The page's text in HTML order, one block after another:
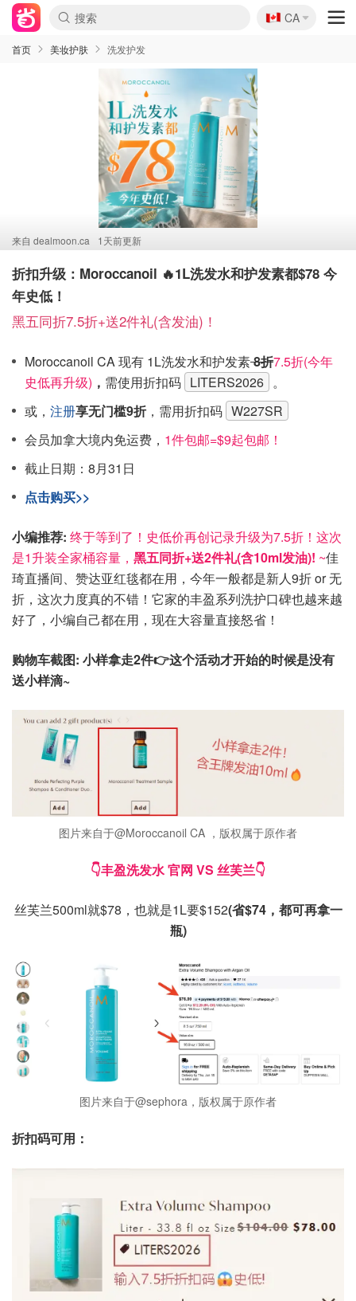
🇨🇦
CA
首页 美妆护肤 洗发护发
来自 dealmoon.ca 1天前更新
折扣升级：Moroccanoil 🔥1L洗发水和护发素都$78 今
年史低！
黑五同折7.5折+送2件礼(含发油)！
Moroccanoil CA 现有 1L洗发水和护发素8折7.5折(今年
史低再升级) ， 需使用折扣码 LITERS2026 。
或， 注册享无门槛9折 ，需用折扣码 W227SR
会员加拿大境内免运费， 1件包邮=$9起包邮！
截止日期： 8月31日
点击购买>>
小编推荐: 终于等到了！史低价再创记录升级为7.5折！这次
是1升装全家桶容量， 黑五同折+送2件礼(含10ml发油)! ~佳
琦直播间、赞达亚红毯都在用， 今年一般都是新人9折 or 无
折，这次力度真的不错！ 它家的丰盈系列洗护口碑也越来越
好了，小编自己都在用，现在大容量直接怒省！
购物车截图: 小样拿走2件👉这个活动才开始的时候是没有
送小样滴~
图片来自于@Moroccanoil CA ，版权属于原作者
👇丰盈洗发水 官网 VS 丝芙兰👇
丝芙兰500ml就$78，也就是1L要$152(省$74，都可再拿一
瓶)
图片来自于@sephora，版权属于原作者
折扣码可用：